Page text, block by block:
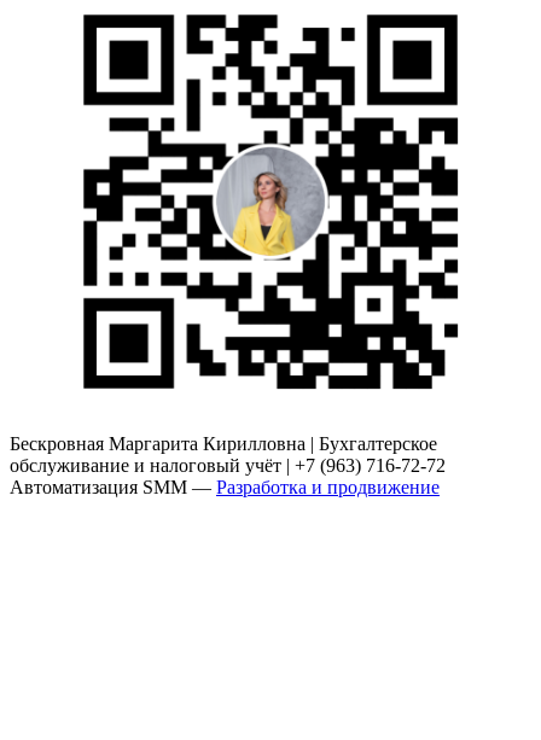
Бескровная Маргарита Кирилловна | Бухгалтерское
обслуживание и налоговый учёт | +7 (963) 716-72-72
Автоматизация SMM — Разработка и продвижение